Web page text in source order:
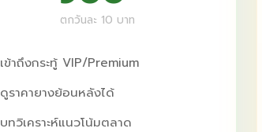
ตกวันละ 10 บาท
เข้าถึงกระทู้ VIP/Premium
ดูราคายางย้อนหลังได้
บทวิเคราะห์แนวโน้มตลาด